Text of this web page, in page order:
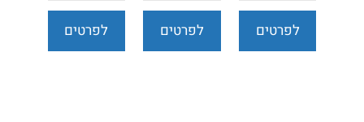
לפרטים
לפרטים
לפרטים